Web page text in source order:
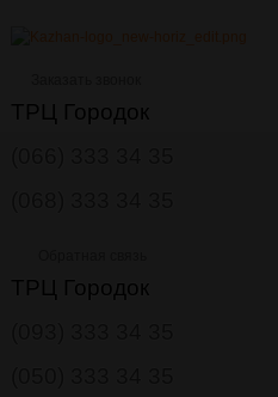
ТРЦ Городок
ТРЦ Городок